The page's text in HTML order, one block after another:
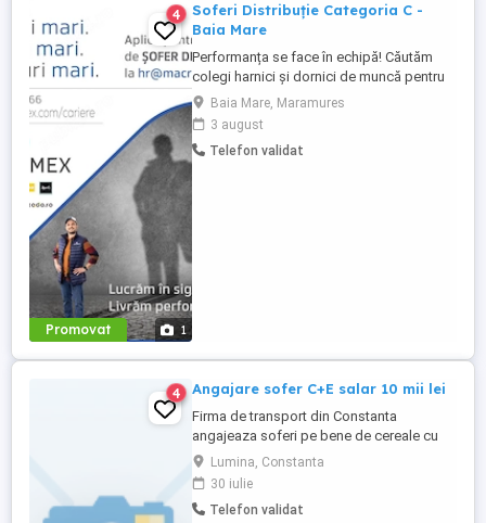
Promovat 1
4
Soferi Distribuție Categoria C -
Baia Mare
Performanța se face în echipă! Căutăm
colegi harnici și dornici de muncă pentru
poziția de ȘOFER DISTRIBUȚIE în locația
din: Baia Mare Echipa noastră de
distribuție își mărește echipa cu noi colegi
pentru operațiunile de livrare a comenzilor
Baia Mare, Maramures
3 august
Telefon validat
4 Angajare sofer C+E salar 10 mii lei
Firma de transport din Constanta
angajeaza soferi pe bene de cereale cu
experienta . Se lucreaza pe teritoriul
Romaniei pe tot parcursul anului nu doar
in campania de cereale . Rugam
seriozitate masinile sunt toate euro 6.
Lumina, Constanta
30 iulie
Telefon validat